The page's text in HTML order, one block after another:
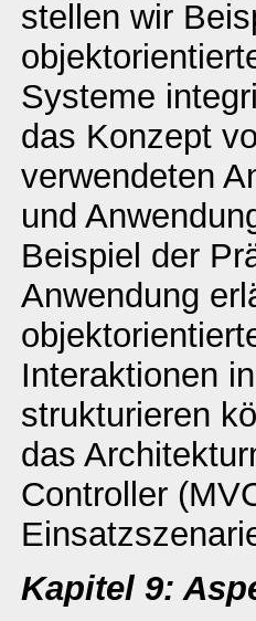
stellen wir
Systeme
das Konzept
verwendeten
und
Beispiel der
Anwendung
Interaktionen
strukturieren
das
Controller
Kapitel 9: